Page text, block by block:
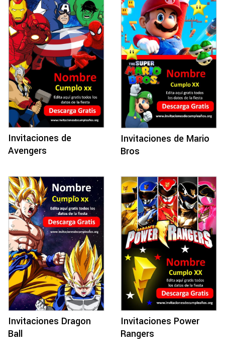
Invitaciones de
Avengers
Invitaciones de Mario
Bros
Invitaciones Dragon
Ball
Invitaciones Power
Rangers